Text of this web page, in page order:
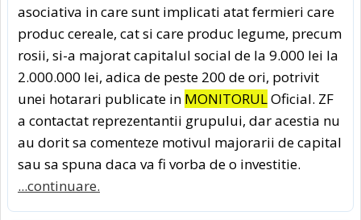
asociativa in care sunt implicati atat fermieri care
produc cereale, cat si care produc legume, precum
rosii, si-a majorat capitalul social de la 9.000 lei la
2.000.000 lei, adica de peste 200 de ori, potrivit
unei hotarari publicate in MONITORULOficial. ZF
a contactat reprezentantii grupului, dar acestia nu
au dorit sa comenteze motivul majorarii de capital
sau sa spuna daca va fi vorba de o investitie.
...continuare.